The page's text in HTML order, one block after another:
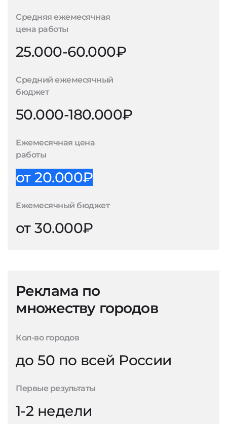
Средняя ежемесячная
цена работы
25.000-60.000₽
Средний ежемесячный
бюджет
50.000-180.000₽
Ежемесячная цена
работы
от 20.000₽
Ежемесячный бюджет
от 30.000₽
Реклама по
множеству городов
Кол-во городов
до 50 по всей России
Первые результаты
1-2 недели